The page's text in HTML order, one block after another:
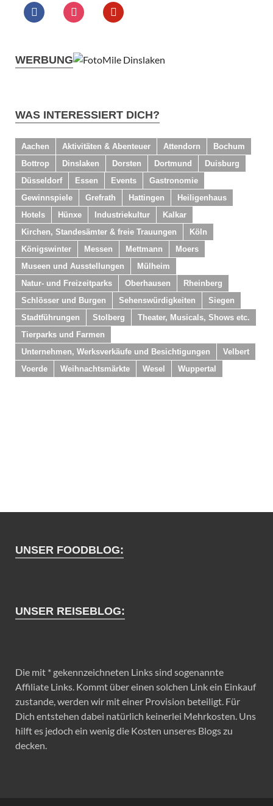
WERBUNG
WAS INTERESSIERT DICH?
Aachen Aktivitäten & Abenteuer Attendorn
Bochum
Bottrop
Dinslaken Dorsten Dortmund
Duisburg
Düsseldorf
Essen Events
Gastronomie
Gewinnspiele
Grefrath Hattingen
Heiligenhaus
Hotels
Hünxe Industriekultur
Kalkar
Kirchen, Standesämter & freie Trauungen
Köln
Königswinter
Messen Mettmann
Moers
Museen und Ausstellungen
Mülheim
Natur- und Freizeitparks
Oberhausen
Rheinberg
Schlösser und Burgen
Sehenswürdigkeiten
Siegen
Stadtführungen
Stolberg
Theater, Musicals, Shows etc.
Tierparks und Farmen
Unternehmen, Werksverkäufe und Besichtigungen
Velbert
Voerde
Weihnachtsmärkte Wesel Wuppertal
UNSER FOODBLOG:
UNSER REISEBLOG:
Die mit * gekennzeichneten Links sind sogenannte
Affiliate Links. Kommt über einen solchen Link ein Einkauf
zustande, werden wir mit einer Provision beteiligt. Für
Dich entstehen dabei natürlich keinerlei Mehrkosten. Uns
hilft es jedoch ein wenig die Kosten unseres Blogs zu
decken.